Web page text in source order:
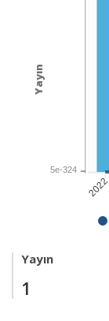
2022
5e-324
Yayın
Yayın
1